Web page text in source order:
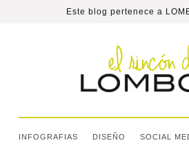
Este blog pertenece a
INFOGRAFIAS DISEÑO SOCIAL